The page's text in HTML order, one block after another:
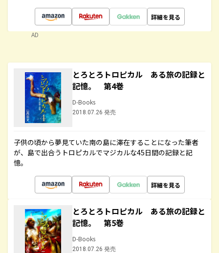
詳細を見る
AD
とろとろトロピカル ある旅の記録と
記憶。 第4巻
D-Books
2018.07.26 発売
子供の頃から夢見ていた南の島に滞在することになった筆者
が、島で出合うトロピカルでマジカルな45日間の記録と記
憶。
詳細を見る
とろとろトロピカル ある旅の記録と
記憶。 第5巻
D-Books
2018.07.26 発売